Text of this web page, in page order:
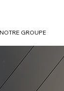
NOTRE GROUPE